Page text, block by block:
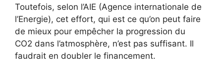
Toutefois, selon l’AIE (Agence internationale de
l’Energie), cet effort, qui est ce qu’on peut faire
de mieux pour empêcher la progression du
CO2 dans l’atmosphère, n’est pas suffisant. Il
faudrait en doubler le financement.